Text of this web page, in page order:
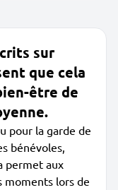
sur
que cela
être de
pour la garde de
bénévoles,
permet aux
moments lors de